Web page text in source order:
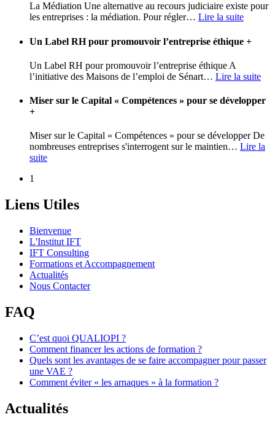
La Médiation Une alternative au recours judiciaire existe pour
les entreprises : la médiation. Pour régler… Lire la suite
Un Label RH pour promouvoir l’entreprise éthique +
Un Label RH pour promouvoir l’entreprise éthique A
l’initiative des Maisons de l’emploi de Sénart… Lire la suite
Miser sur le Capital « Compétences » pour se développer
+
Miser sur le Capital « Compétences » pour se développer De
nombreuses entreprises s'interrogent sur le maintien… Lire la
suite
1
Liens Utiles
Bienvenue
L'Institut IFT
IFT Consulting
Formations et Accompagnement
Actualités
Nous Contacter
FAQ
C’est quoi QUALIOPI ?
Comment financer les actions de formation ?
Quels sont les avantages de se faire accompagner pour passer
une VAE ?
Comment éviter « les arnaques » à la formation ?
Actualités